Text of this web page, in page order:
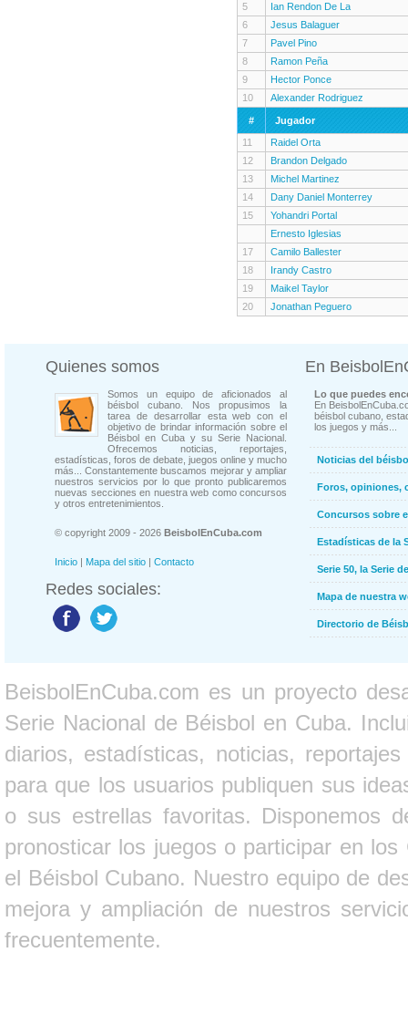
5
Ian Rendon De La
6
Jesus Balaguer
7
Pavel Pino
8
Ramon Peña
9
Hector Ponce
10
Alexander Rodriguez
#
Jugador
11
Raidel Orta
12
Brandon Delgado
13
Michel Martinez
14
Dany Daniel Monterrey
15
Yohandri Portal
Ernesto Iglesias
17
Camilo Ballester
18
Irandy Castro
19
Maikel Taylor
20
Jonathan Peguero
Quienes somos
Somos un equipo de aficionados al
béisbol cubano. Nos propusimos la
tarea de desarrollar esta web con el
objetivo de brindar información sobre el
Béisbol en Cuba y su Serie Nacional.
Ofrecemos noticias, reportajes,
estadísticas, foros de debate, juegos online y mucho
más... Constantemente buscamos mejorar y ampliar
nuestros servicios por lo que pronto publicaremos
nuevas secciones en nuestra web como concursos
y otros entretenimientos.
© copyright 2009 - 2026 BeisbolEnCuba.com
Inicio | Mapa del sitio | Contacto
Redes sociales:
En
Lo que puedes
En
béisbol cubano,
los juegos y más...
Noticias del
Foros, opiniones,
Concursos sobre
Estadísticas de la
Serie 50, la Serie
Mapa de nuestra
Directorio de
BeisbolEnCuba.com es un proyecto
Serie Nacional de Béisbol en Cuba.
diarios, estadísticas, noticias,
para que los usuarios publiquen sus
o sus estrellas favoritas. Disponemos
pronosticar los juegos o participar en
el Béisbol Cubano. Nuestro equipo de
mejora y ampliación de nuestros
frecuentemente.